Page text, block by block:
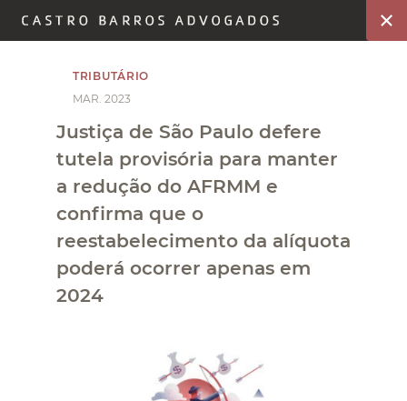
TRIBUTÁRIO
MAR. 2023
Justiça de São Paulo defere
tutela provisória para manter
a redução do AFRMM e
confirma que o
reestabelecimento da alíquota
poderá ocorrer apenas em
2024